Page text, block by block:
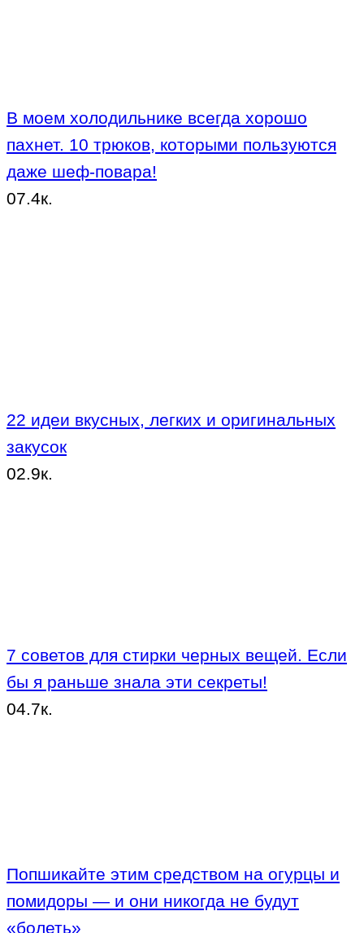
В моем холодильнике всегда хорошо
пахнет. 10 трюков, которыми пользуются
даже шеф-повара!
07.4к.
22 идеи вкусных, легких и оригинальных
закусок
02.9к.
7 советов для стирки черных вещей. Если
бы я раньше знала эти секреты!
04.7к.
Попшикайте этим средством на огурцы и
помидоры — и они никогда не будут
«болеть»